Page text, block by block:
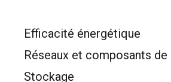
Efficacité énergétique
Réseaux et composants
Stockage